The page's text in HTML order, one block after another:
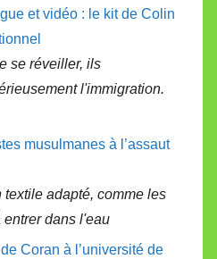
et vidéo : le kit de Colin
se réveiller, ils
l'immigration.
musulmanes à l’assaut
adapté, comme les
dans l'eau
Coran à l’université de